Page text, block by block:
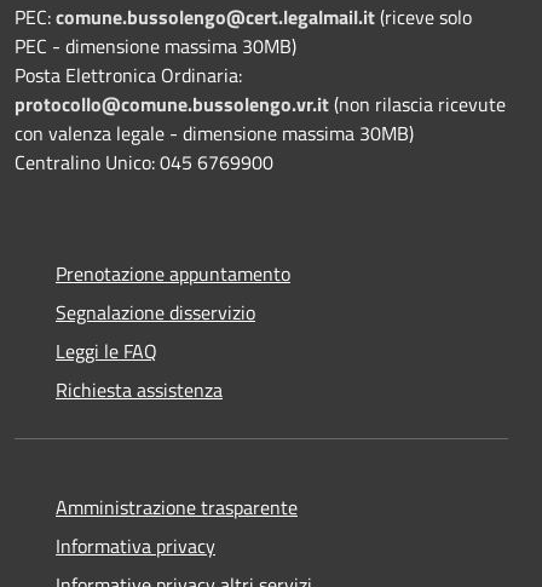
PEC:comune.bussolengo@cert.legalmail.it(riceve solo
PEC - dimensione massima 30MB)
Posta Elettronica Ordinaria:
protocollo@comune.bussolengo.vr.it(non rilascia ricevute
con valenza legale - dimensione massima 30MB)
Centralino Unico: 045 6769900
Prenotazione appuntamento
Segnalazione disservizio
Leggi le FAQ
Richiesta assistenza
Amministrazione trasparente
Informativa privacy